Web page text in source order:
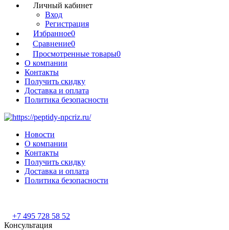
Личный кабинет
Вход
Регистрация
Избранное0
Сравнение0
Просмотренные товары0
О компании
Контакты
Получить скидку
Доставка и оплата
Политика безопасности
Новости
О компании
Контакты
Получить скидку
Доставка и оплата
Политика безопасности
+7 495 728 58 52
Консультация